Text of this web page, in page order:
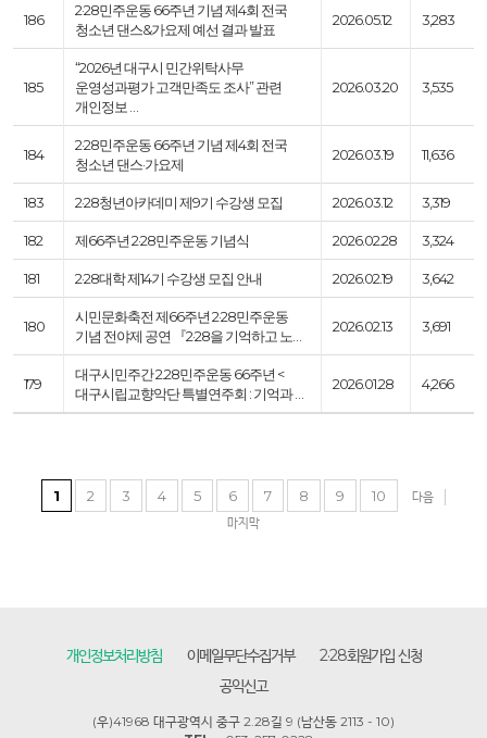
186
2·28민주운동 66주년 기념 제4회 전국
청소년 댄스&가요제 예선 결과 발표
2026.05.12 3,283
185
“2026년 대구시 민간위탁사무
운영성과평가 고객만족도 조사” 관련
개인정보 …
2026.03.20 3,535
184
2·28민주운동 66주년 기념 제4회 전국
청소년 댄스·가요제
2026.03.19 11,636
183 2·28청년아카데미 제9기 수강생 모집 2026.03.12 3,319
182 제66주년 2·28민주운동 기념식 2026.02.28 3,324
181 2·28대학 제14기 수강생 모집 안내 2026.02.19 3,642
180
시민문화축전 제66주년 2·28민주운동
기념 전야제 공연 『2·28을 기억하고 노…
2026.02.13 3,691
179
대구시민주간 2.28민주운동 66주년 <
대구시립교향악단 특별연주회 : 기억과 …
2026.01.28 4,266
1 2 3 4 5 6 7 8 9 10
다음
마지막
개인정보처리방침 이메일무단수집거부
2·28회원가입 신청
공익신고
(우)41968 대구광역시 중구 2.28길 9 (남산동 2113 - 10)